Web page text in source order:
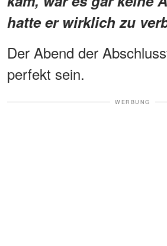
hatte er wirklich zu
Der Abend der
perfekt sein.
WERBUNG